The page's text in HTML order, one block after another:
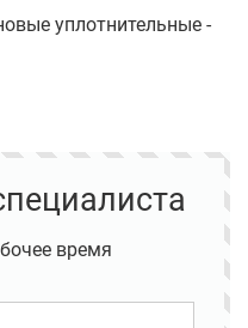
уплотнительные -
время